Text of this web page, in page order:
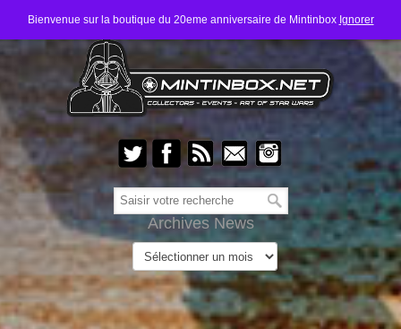
Bienvenue sur la boutique du 20eme anniversaire de Mintinbox Ignorer
Archives News